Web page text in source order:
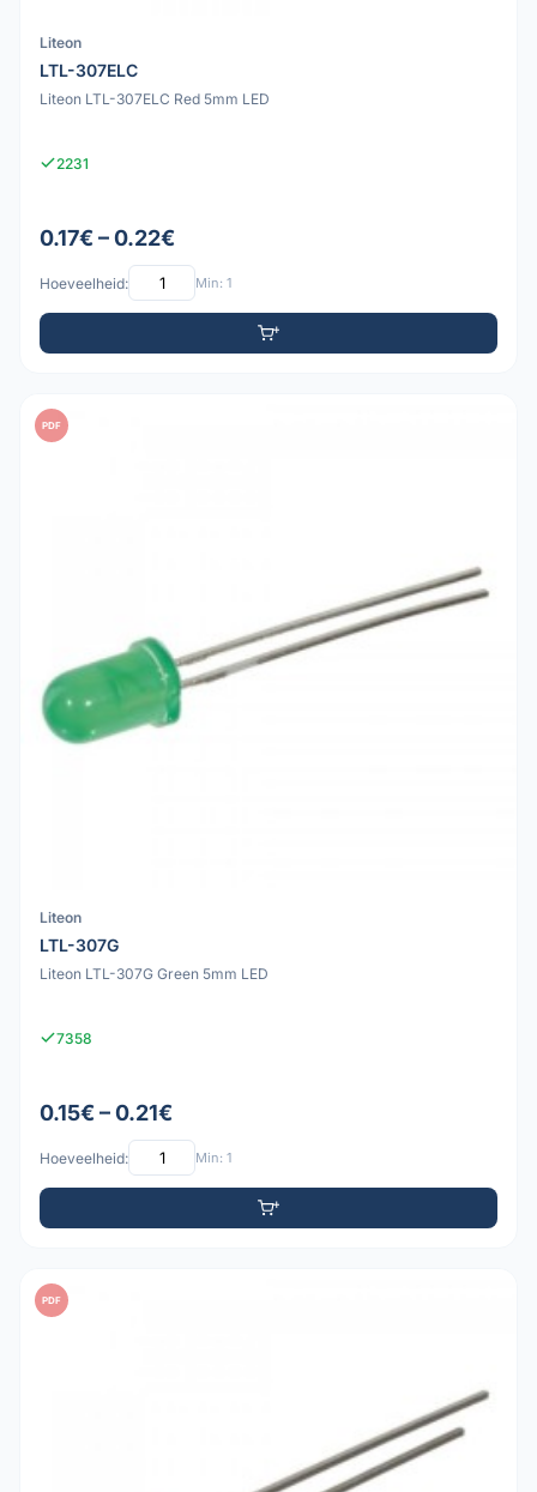
Liteon
LTL-307ELC
Liteon LTL-307ELC Red 5mm LED
2231
0.17€ – 0.22€
Hoeveelheid: Min: 1
PDF
Liteon
LTL-307G
Liteon LTL-307G Green 5mm LED
7358
0.15€ – 0.21€
Hoeveelheid: Min: 1
PDF